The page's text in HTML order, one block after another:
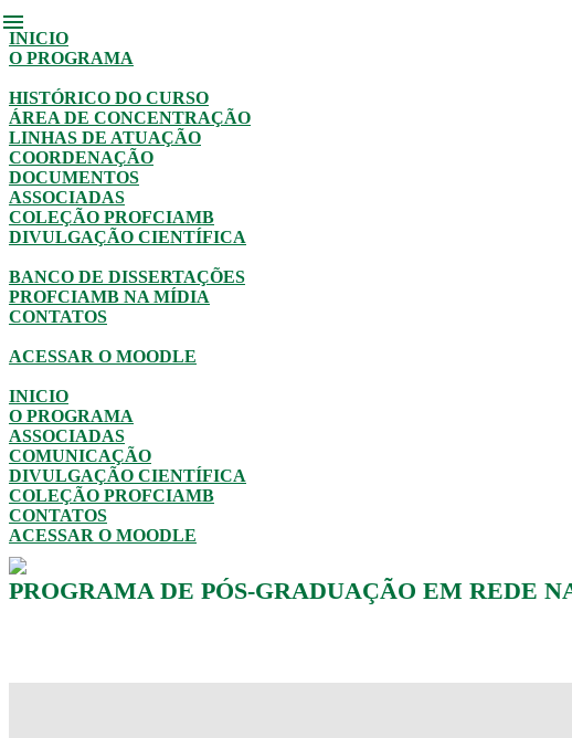
menu
INICIO
O PROGRAMA
HISTÓRICO DO CURSO
ÁREA DE CONCENTRAÇÃO
LINHAS DE ATUAÇÃO
COORDENAÇÃO
DOCUMENTOS
ASSOCIADAS
COLEÇÃO PROFCIAMB
DIVULGAÇÃO CIENTÍFICA
BANCO DE DISSERTAÇÕES
PROFCIAMB NA MÍDIA
CONTATOS
ACESSAR O MOODLE
INICIO
O PROGRAMA
ASSOCIADAS
COMUNICAÇÃO
DIVULGAÇÃO CIENTÍFICA
COLEÇÃO PROFCIAMB
CONTATOS
ACESSAR O MOODLE
PROGRAMA DE PÓS-GRADUAÇÃO EM REDE